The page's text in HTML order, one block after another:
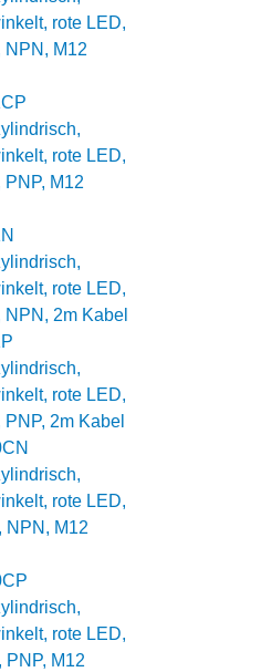
rote LED,
NPN, M12
rote LED,
PNP, M12
rote LED,
NPN, 2m Kabel
rote LED,
2m Kabel
rote LED,
NPN, M12
rote LED,
PNP, M12